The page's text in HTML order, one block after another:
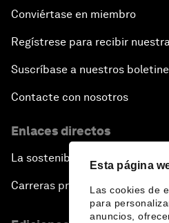
Esta página
Las cookies de
para
anuncios,
Conviértase en miembro
Regístrese para recibir
Suscríbase a nuestros
Contacte con nosotros
Enlaces directos
La sostenibilidad en el Foro
Carreras profesionales